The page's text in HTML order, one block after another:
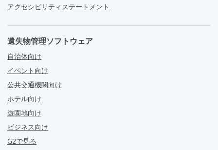
アクセシビリティステートメント
遺失物管理ソフトウェア
自治体向け
イベント向け
公共交通機関向け
ホテル向け
遊園地向け
ビジネス向け
G2で見る